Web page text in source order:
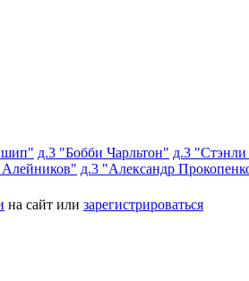
д.3 "Бобби Чарльтон" д.3
д.3 "Александр
на сайт или зарегистрироваться